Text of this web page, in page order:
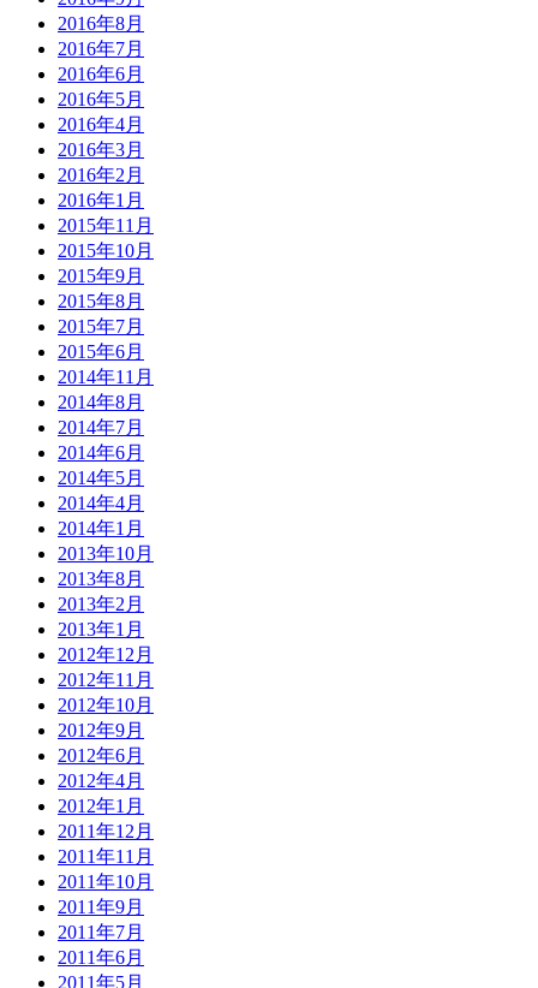
2016年8月
2016年7月
2016年6月
2016年5月
2016年4月
2016年3月
2016年2月
2016年1月
2015年11月
2015年10月
2015年9月
2015年8月
2015年7月
2015年6月
2014年11月
2014年8月
2014年7月
2014年6月
2014年5月
2014年4月
2014年1月
2013年10月
2013年8月
2013年2月
2013年1月
2012年12月
2012年11月
2012年10月
2012年9月
2012年6月
2012年4月
2012年1月
2011年12月
2011年11月
2011年10月
2011年9月
2011年7月
2011年6月
2011年5月